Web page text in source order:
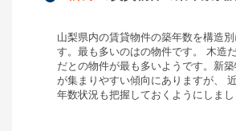
山梨県内の賃貸物件の築年数を構造別
す。最も多いのはの物件です。 木造
だと の物件が最も多いようです。新
が集まりやすい傾向にありますが、
年数状況も把握しておくようにしまし